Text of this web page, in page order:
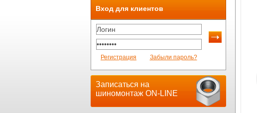
Вход для клиентов
Регистрация Забыли пароль?
Записаться на
шиномонтаж ON-LINE